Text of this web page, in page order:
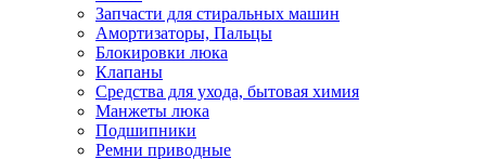
Запчасти для стиральных машин
Амортизаторы, Пальцы
Блокировки люка
Клапаны
Средства для ухода, бытовая химия
Манжеты люка
Подшипники
Ремни приводные